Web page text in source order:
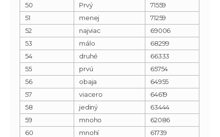
50
Prvý
71559
51
menej
71259
52
najviac
69006
53
málo
68299
54
druhé
66333
55
prvú
65754
56
obaja
64955
57
viacero
64619
58
jediný
63444
59
mnoho
62086
60
mnohí
61739